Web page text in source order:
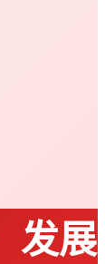
发展